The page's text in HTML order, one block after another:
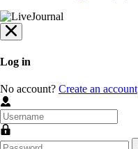
Log in
No account? Create an account